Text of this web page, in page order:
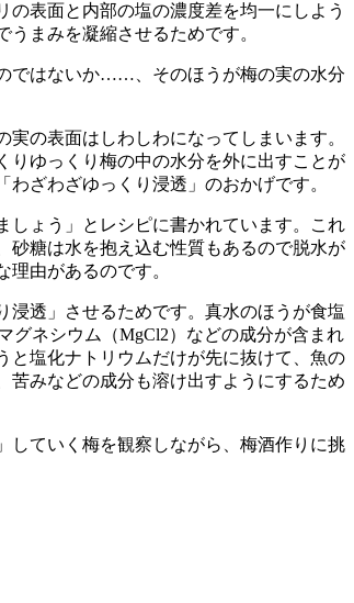
表面と内部の塩の濃度差を均一にしよう
まみを凝縮させるためです。
ではないか……、そのほうが梅の実の水分
の表面はしわしわになってしまいます。
りゆっくり梅の中の水分を外に出すことが
ざわざゆっくり浸透」のおかげです。
ょう」とレシピに書かれています。これ
砂糖は水を抱え込む性質もあるので脱水が
由があるのです。
浸透」させるためです。真水のほうが食塩
グネシウム（MgCl2）などの成分が含まれ
と塩化ナトリウムだけが先に抜けて、魚の
苦みなどの成分も溶け出すようにするため
ていく梅を観察しながら、梅酒作りに挑